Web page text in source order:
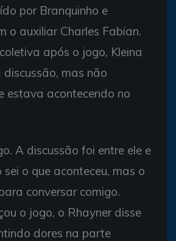
por Branquinho e
o auxiliar Charles Fabian.
após o jogo, Kleina
discussão, mas não
estava acontecendo no
A discussão foi entre ele e
sei o que aconteceu, mas o
conversar comigo.
o jogo, o Rhayner disse
dores na parte